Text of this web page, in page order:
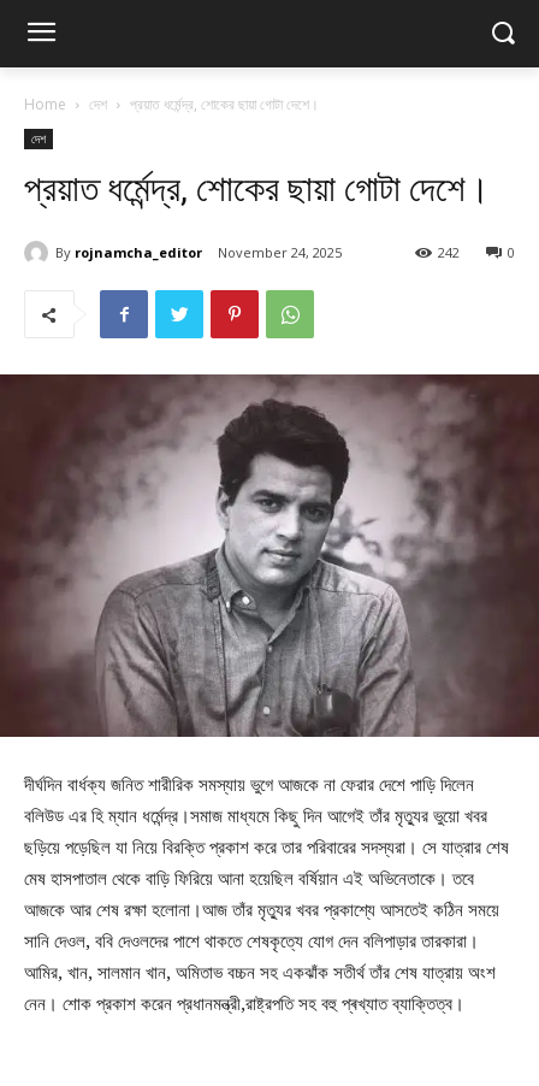
Home দেশ প্রয়াত ধর্মেন্দ্র, শোকের ছায়া গোটা দেশে।
দেশ
প্রয়াত ধর্মেন্দ্র, শোকের ছায়া গোটা দেশে।
By rojnamcha_editor November 24, 2025 0
242
দীর্ঘদিন বার্ধক্য জনিত শারীরিক সমস্যায় ভুগে আজকে না ফেরার দেশে পাড়ি দিলেন
বলিউড এর হি ম্যান ধর্মেন্দ্র।সমাজ মাধ্যমে কিছু দিন আগেই তাঁর মৃত্যুর ভুয়ো খবর
ছড়িয়ে পড়েছিল যা নিয়ে বিরক্তি প্রকাশ করে তার পরিবারের সদস্যরা। সে যাত্রার শেষ
মেষ হাসপাতাল থেকে বাড়ি ফিরিয়ে আনা হয়েছিল বর্ষিয়ান এই অভিনেতাকে। তবে
আজকে আর শেষ রক্ষা হলোনা।আজ তাঁর মৃত্যুর খবর প্রকাশ্যে আসতেই কঠিন সময়ে
সানি দেওল, ববি দেওলদের পাশে থাকতে শেষকৃত্যে যোগ দেন বলিপাড়ার তারকারা।
আমির, খান, সালমান খান, অমিতাভ বচ্চন সহ একঝাঁক সতীর্থ তাঁর শেষ যাত্রায় অংশ
নেন। শোক প্রকাশ করেন প্রধানমন্ত্রী,রাষ্ট্রপতি সহ বহু প্ৰখ্যাত ব্যাক্তিত্ব।